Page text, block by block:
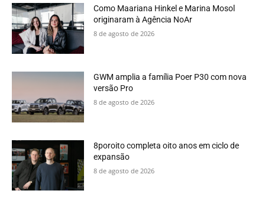
Como Maariana Hinkel e Marina Mosol
originaram à Agência NoAr
8 de agosto de 2026
GWM amplia a família Poer P30 com nova
versão Pro
8 de agosto de 2026
8poroito completa oito anos em ciclo de
expansão
8 de agosto de 2026